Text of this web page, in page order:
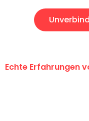
Echte Erfahrungen